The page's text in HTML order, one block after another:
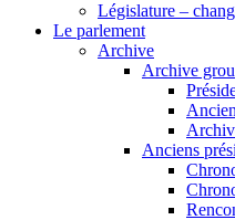
Législature –
Le parlement
Archive
Archive
Anciens